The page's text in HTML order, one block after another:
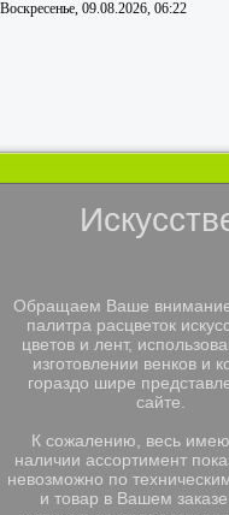
Воскресенье, 09.08.2026, 06:22
Обращаем Ваше внимание
палитра расцветок
цветов и лент,
изготовлении венков и
гораздо шире
сайте.
К сожалению, весь
наличии ассортимент
невозможно по
и товар в Вашем